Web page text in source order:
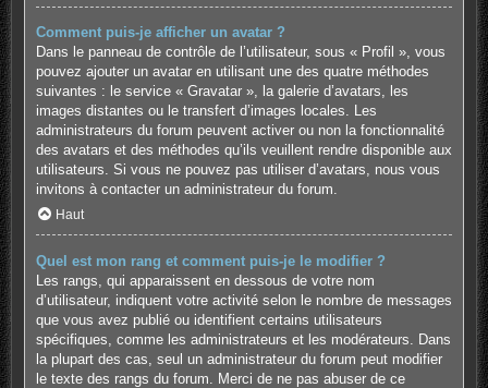
Comment puis-je afficher un avatar ?
Dans le panneau de contrôle de l’utilisateur, sous « Profil », vous
pouvez ajouter un avatar en utilisant une des quatre méthodes
suivantes : le service « Gravatar », la galerie d’avatars, les
images distantes ou le transfert d’images locales. Les
administrateurs du forum peuvent activer ou non la fonctionnalité
des avatars et des méthodes qu’ils veuillent rendre disponible aux
utilisateurs. Si vous ne pouvez pas utiliser d’avatars, nous vous
invitons à contacter un administrateur du forum.
Haut
Quel est mon rang et comment puis-je le modifier ?
Les rangs, qui apparaissent en dessous de votre nom
d’utilisateur, indiquent votre activité selon le nombre de messages
que vous avez publié ou identifient certains utilisateurs
spécifiques, comme les administrateurs et les modérateurs. Dans
la plupart des cas, seul un administrateur du forum peut modifier
le texte des rangs du forum. Merci de ne pas abuser de ce